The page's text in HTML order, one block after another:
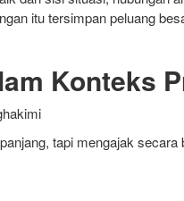
itu tersimpan peluang
Konteks
tapi mengajak